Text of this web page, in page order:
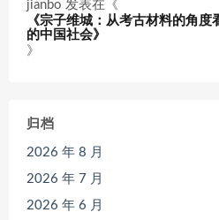
jianbo 发表在《
《宗子维城：从考古材料的角
的中国社会》
》
归档
2026 年 8 月
2026 年 7 月
2026 年 6 月